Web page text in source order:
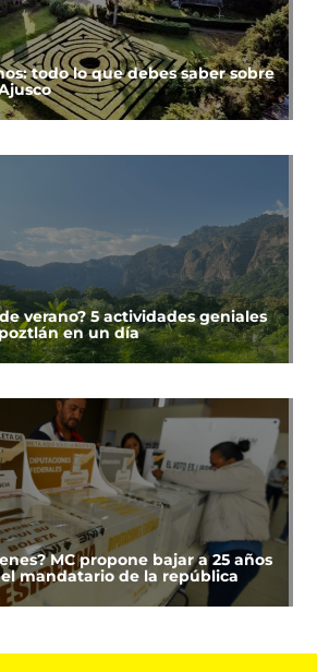
todo lo que debes saber sobre
verano? 5 actividades geniales
en un día
MC propone bajar a 25 años
mandatario de la república